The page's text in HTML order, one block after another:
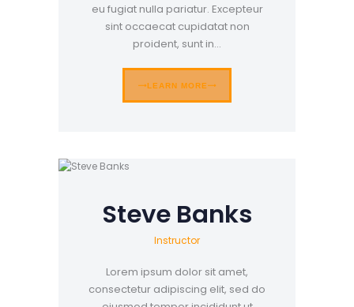
eu fugiat nulla pariatur. Excepteur
sint occaecat cupidatat non
proident, sunt in…
LEARN MORE
Steve Banks
Instructor
Lorem ipsum dolor sit amet,
consectetur adipiscing elit, sed do